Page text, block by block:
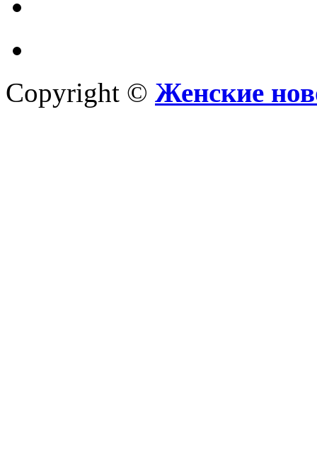
Copyright © Женские